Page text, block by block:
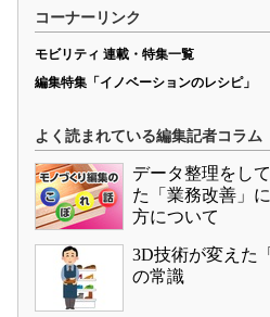
コーナーリンク
モビリティ 連載・特集一覧
編集特集「イノベーションのレシピ」
よく読まれている編集記者コラム
データ整理をし
た「業務改善」
方について
3D技術が変えた
の常識